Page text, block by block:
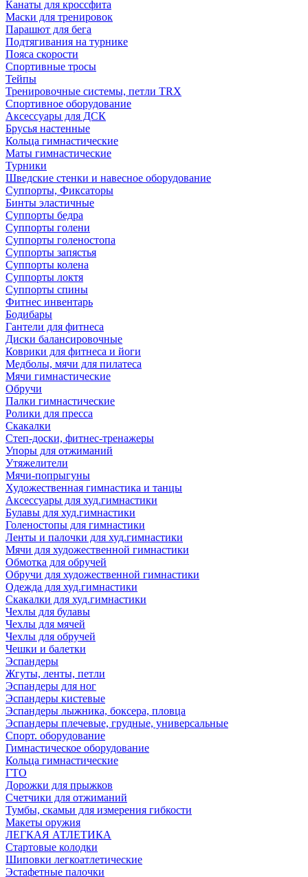
Канаты для кроссфита
Маски для тренировок
Парашют для бега
Подтягивания на турнике
Пояса скорости
Спортивные тросы
Тейпы
Тренировочные системы, петли TRX
Спортивное оборудование
Аксессуары для ДСК
Брусья настенные
Кольца гимнастические
Маты гимнастические
Турники
Шведские стенки и навесное оборудование
Суппорты, Фиксаторы
Бинты эластичные
Суппорты бедра
Суппорты голени
Суппорты голеностопа
Суппорты запястья
Суппорты колена
Суппорты локтя
Суппорты спины
Фитнес инвентарь
Бодибары
Гантели для фитнеса
Диски балансировочные
Коврики для фитнеса и йоги
Медболы, мячи для пилатеса
Мячи гимнастические
Обручи
Палки гимнастические
Ролики для пресса
Скакалки
Степ-доски, фитнес-тренажеры
Упоры для отжиманий
Утяжелители
Мячи-попрыгуны
Художественная гимнастика и танцы
Аксессуары для худ.гимнастики
Булавы для худ.гимнастики
Голеностопы для гимнастики
Ленты и палочки для худ.гимнастики
Мячи для художественной гимнастики
Обмотка для обручей
Обручи для художественной гимнастики
Одежда для худ.гимнастики
Скакалки для худ.гимнастики
Чехлы для булавы
Чехлы для мячей
Чехлы для обручей
Чешки и балетки
Эспандеры
Жгуты, ленты, петли
Эспандеры для ног
Эспандеры кистевые
Эспандеры лыжника, боксера, пловца
Эспандеры плечевые, грудные, универсальные
Спорт. оборудование
Гимнастическое оборудование
Кольца гимнастические
ГТО
Дорожки для прыжков
Счетчики для отжиманий
Тумбы, скамьи для измерения гибкости
Макеты оружия
ЛЕГКАЯ АТЛЕТИКА
Стартовые колодки
Шиповки легкоатлетические
Эстафетные палочки